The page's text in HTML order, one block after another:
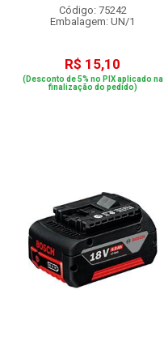
Código: 75242
Embalagem: UN/1
R$ 15,10
(Desconto de 5% no PIX aplicado na
finalização do pedido)